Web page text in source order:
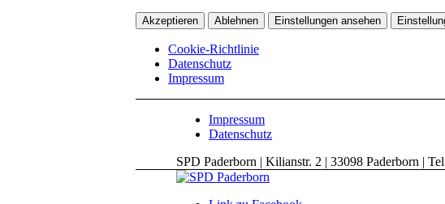
Akzeptieren Ablehnen Einstellungen ansehen
Cookie-Richtlinie
Datenschutz
Impressum
Impressum
Datenschutz
SPD Paderborn | Kilianstr. 2 | 33098 Paderborn |